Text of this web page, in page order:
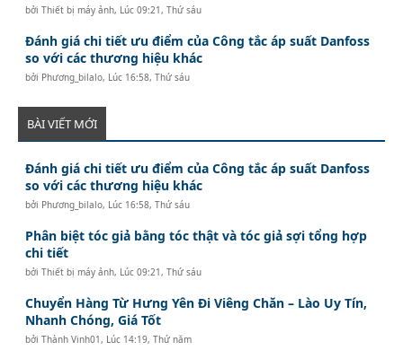
bởiThiết bị máy ảnh, Lúc 09:21, Thứ sáu
Đánh giá chi tiết ưu điểm của Công tắc áp suất Danfoss
so với các thương hiệu khác
bởi Phương_bilalo, Lúc 16:58, Thứ sáu
BÀI VIẾT MỚI
Đánh giá chi tiết ưu điểm của Công tắc áp suất Danfoss
so với các thương hiệu khác
bởi Phương_bilalo, Lúc 16:58, Thứ sáu
Phân biệt tóc giả bằng tóc thật và tóc giả sợi tổng hợp
chi tiết
bởiThiết bị máy ảnh, Lúc 09:21, Thứ sáu
Chuyển Hàng Từ Hưng Yên Đi Viêng Chăn – Lào Uy Tín,
Nhanh Chóng, Giá Tốt
bởiThành Vinh01 , Lúc 14:19, Thứ năm